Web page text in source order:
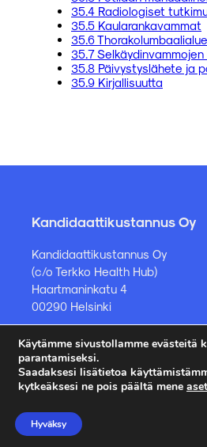
35.4 Radiologiset
35.5 Kaularankavammat
35.6
35.7
35.8 Päivystyslähete ja
35.9 Kirjallisuutta
Kandidaattikustannus Oy
Kandidaattikustannus Oy
(c/o Terkko Health Hub)
Haartmaninkatu 4
00290 Helsinki
Kirjakauppa ja muut asiat
kauppa@kandidaattikustannus.fi
Käytämme sivustollamme evästeitä
parantamiseksi.
Saadaksesi lisätietoa
kytkeäksesi ne pois päältä mene
Hyväksy